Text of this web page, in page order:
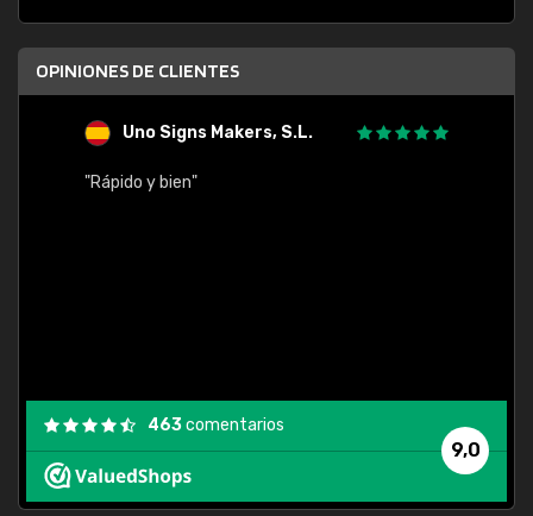
OPINIONES DE CLIENTES
Uno Signs Makers, S.L.
"Rápido y bien"
9,0
463comentarios